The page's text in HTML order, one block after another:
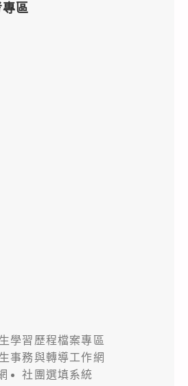
專區
學習歷程檔案專區
事務與轉導工作網
社團選填系統